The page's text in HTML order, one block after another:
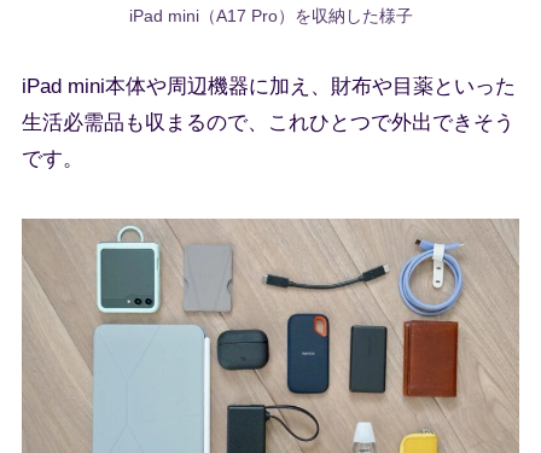
iPad mini（A17 Pro）を収納した様子
iPad mini本体や周辺機器に加え、財布や目薬といった
生活必需品も収まるので、これひとつで外出できそう
です。